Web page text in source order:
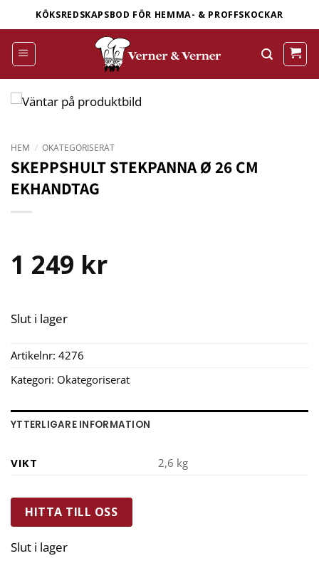
to
content
KÖKSREDSKAPSBOD FÖR HEMMA- & PROFFSKOCKAR
HEM / OKATEGORISERAT
SKEPPSHULT STEKPANNA Ø 26 CM
EKHANDTAG
1 249 kr
Slut i lager
Artikelnr: 4276
Kategori: Okategoriserat
YTTERLIGARE INFORMATION
VIKT 2,6 kg
HITTA TILL OSS
Slut i lager